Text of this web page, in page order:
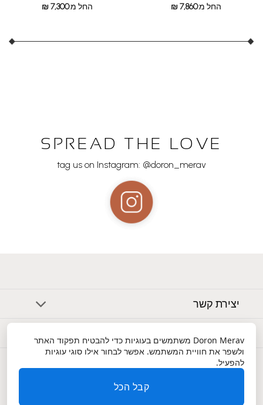
החל מ:
₪7,860
החל מ:
₪7,300
SPREAD THE LOVE
tag us on Instagram: @doron_merav
יצירת קשר
שירות לקוחות
Doron Merav משתמשים בעוגיות כדי להבטיח תפקוד האתר
ולשפר את חוויית המשתמש. אפשר לבחור אילו סוגי עוגיות
להפעיל.
קבל הכל